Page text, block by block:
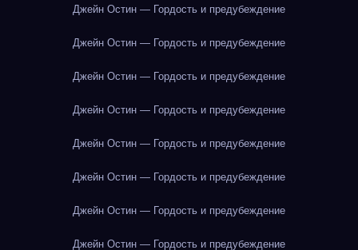
Джейн Остин — Гордость и предубеждение
Джейн Остин — Гордость и предубеждение
Джейн Остин — Гордость и предубеждение
Джейн Остин — Гордость и предубеждение
Джейн Остин — Гордость и предубеждение
Джейн Остин — Гордость и предубеждение
Джейн Остин — Гордость и предубеждение
Джейн Остин — Гордость и предубеждение